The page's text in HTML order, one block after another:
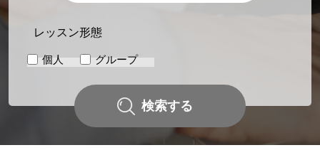
MUSIC ONE 宮地楽器本店 3月下旬オープン！WEBサイトはこち
ヤマハピアノコンサートグレード～ピアノを学ぶすべての人に～
たのしいコンテンツたくさん！リッスン&リズムのメロディワール
ド♪
レッスン形態
個人 グループ
検索する